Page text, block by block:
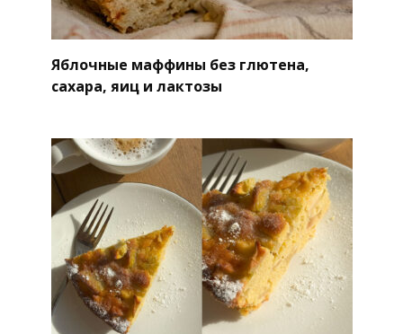
Яблочные маффины без глютена,
сахара, яиц и лактозы